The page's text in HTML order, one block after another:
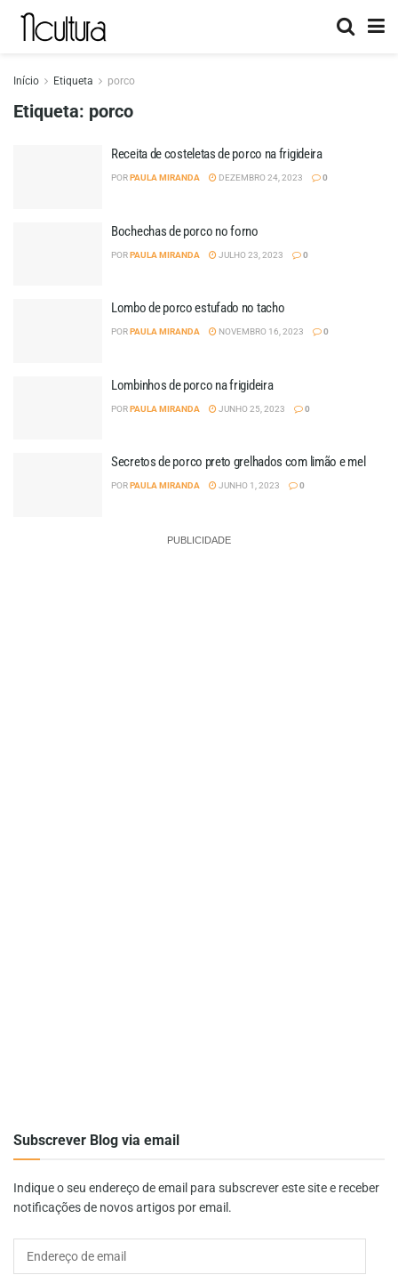
Início Etiqueta porco
Etiqueta: porco
Receita de costeletas de porco na frigideira
PORPAULA MIRANDA DEZEMBRO 24, 2023 0
Bochechas de porco no forno
PORPAULA MIRANDA JULHO 23, 2023 0
Lombo de porco estufado no tacho
PORPAULA MIRANDA NOVEMBRO 16, 2023 0
Lombinhos de porco na frigideira
PORPAULA MIRANDA JUNHO 25, 2023 0
Secretos de porco preto grelhados com limão e mel
PORPAULA MIRANDA JUNHO 1, 2023 0
PUBLICIDADE
Subscrever Blog via email
Indique o seu endereço de email para subscrever este site e receber
notificações de novos artigos por email.